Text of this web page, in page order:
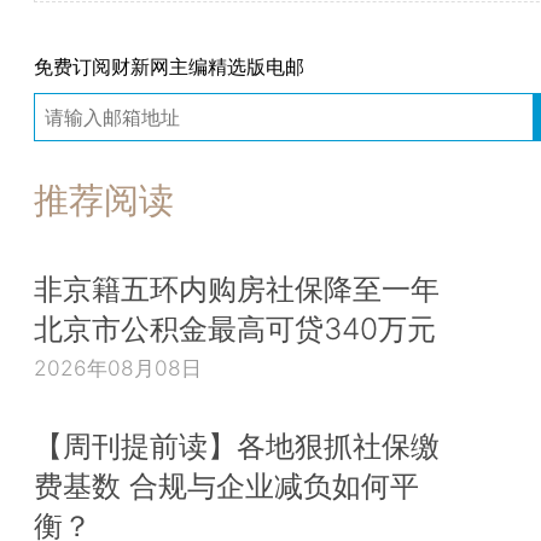
免费订阅财新网主编精选版电邮
推荐阅读
非京籍五环内购房社保降至一年
北京市公积金最高可贷340万元
2026年08月08日
【周刊提前读】各地狠抓社保缴
费基数 合规与企业减负如何平
衡？